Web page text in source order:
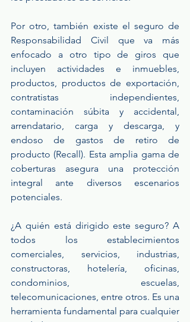
Por otro, también existe el seguro de
Responsabilidad Civil que va más
enfocado a otro tipo de giros que
incluyen actividades e inmuebles,
productos, productos de exportación,
contratistas independientes,
contaminación súbita y accidental,
arrendatario, carga y descarga, y
endoso de gastos de retiro de
producto (Recall). Esta amplia gama de
coberturas asegura una protección
integral ante diversos escenarios
potenciales.
¿A quién está dirigido este seguro? A
todos los establecimientos
comerciales, servicios, industrias,
constructoras, hotelería, oficinas,
condominios, escuelas,
telecomunicaciones, entre otros. Es una
herramienta fundamental para cualquier